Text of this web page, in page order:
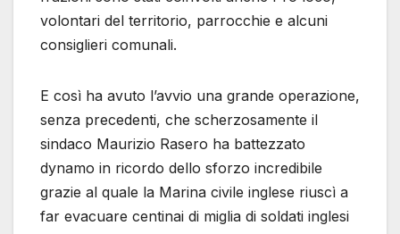
volontari del territorio, parrocchie e alcuni
consiglieri comunali.
E così ha avuto l’avvio una grande operazione,
senza precedenti, che scherzosamente il
sindaco Maurizio Rasero ha battezzato
dynamo in ricordo dello sforzo incredibile
grazie al quale la Marina civile inglese riuscì a
far evacuare centinai di miglia di soldati inglesi